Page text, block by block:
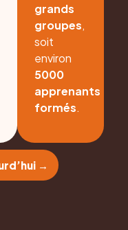
grands
groupes,
soit
environ
5000
apprenants
formés.
→